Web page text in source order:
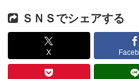
ＳＮＳでシェアする
X